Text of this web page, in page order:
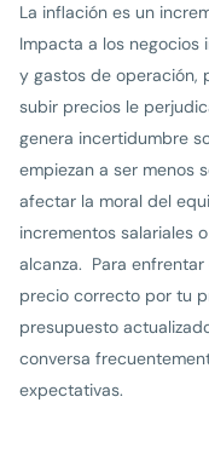
La inflación es un
Impacta a los negocios
y gastos de operación,
subir precios le
genera incertidumbre
empiezan a ser menos
afectar la moral del
incrementos salariales
alcanza. Para
precio correcto por tu
presupuesto
conversa
expectativas.